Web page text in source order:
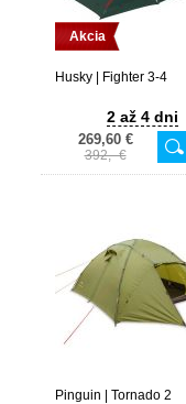
Akcia
Husky | Fighter 3-4
2 až 4 dni
269,60 €
392,- €
Pinguin | Tornado 2